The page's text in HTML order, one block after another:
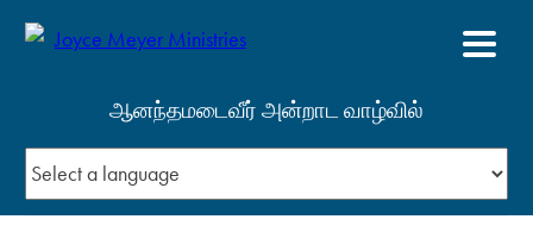
ஆனந்தமடைவீர் அன்றாட வாழ்வில்